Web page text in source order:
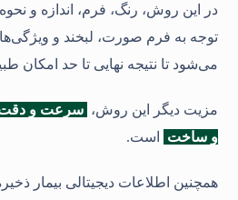
در این روش، رنگ، فرم، اندازه و
توجه به فرم صورت، لبخند و
می‌شود تا نتیجه نهایی تا حد امکان
مزیت دیگر این روش، سرعت و دقت
و ساخت
است.
همچنین اطلاعات دیجیتالی بیمار